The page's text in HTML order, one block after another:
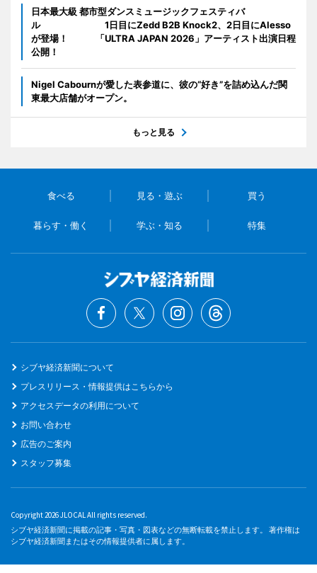
日本最大級 都市型ダンスミュージックフェスティバ
ル 1日目にZedd B2B Knock2、2日目にAlesso
が登場！ 「ULTRA JAPAN 2026」アーティスト出演日程
公開！
Nigel Cabournが愛した表参道に、彼の“好き”を詰め込んだ関
東最大店舗がオープン。
もっと見る
食べる 見る・遊ぶ 買う
暮らす・働く 学ぶ・知る 特集
シブヤ経済新聞について
プレスリリース・情報提供はこちらから
アクセスデータの利用について
お問い合わせ
広告のご案内
スタッフ募集
Copyright 2026 JLOCAL All rights reserved.
シブヤ経済新聞に掲載の記事・写真・図表などの無断転載を禁止します。 著作権は
シブヤ経済新聞またはその情報提供者に属します。